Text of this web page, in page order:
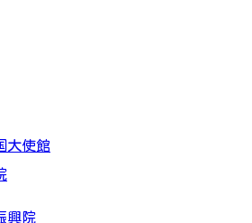
大使館
興院